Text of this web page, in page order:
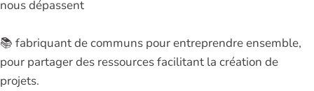
nous dépassent
📚 fabriquant de communs pour entreprendre ensemble,
pour partager des ressources facilitant la création de
projets.